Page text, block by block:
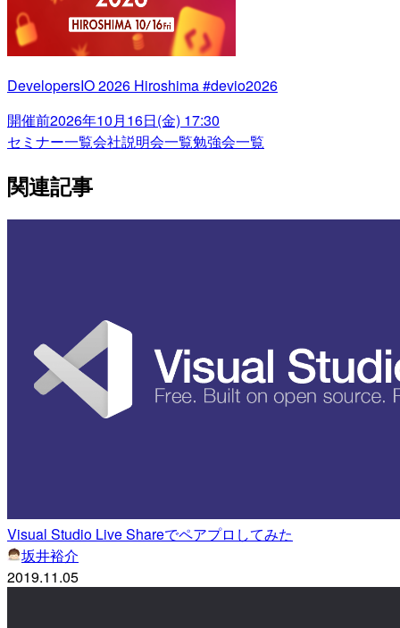
DevelopersIO 2026 Hiroshima #devio2026
開催前2026年10月16日(金) 17:30
セミナー一覧会社説明会一覧勉強会一覧
関連記事
Visual Studio Live Shareでペアプロしてみた
坂井裕介
2019.11.05